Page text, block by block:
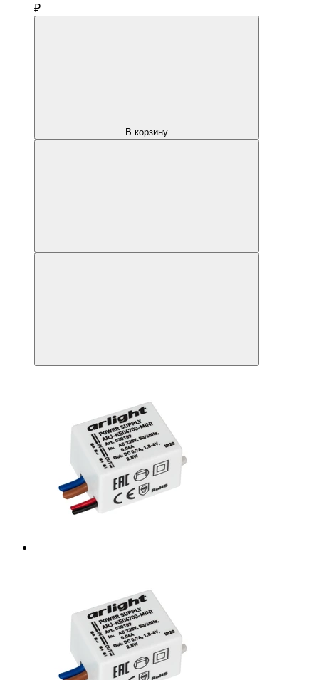
₽
В корзину